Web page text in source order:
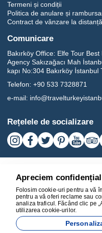
Termeni și condiții
Politica de anulare și
Contract de vânzare la distanță
Comunicare
Bakırköy Office: Elfe Tour
Agency Sakızağacı Mah
kapı No:304 Bakırköy
Telefon: +90 533 7328871
e-mail:
Rețelele de socializare
BEST LEISURE HAPPY
Apreciem
Folosim cookie-uri pentru a vă
pentru a vă oferi reclame sau
analiza traficul. Făcând clic pe
utilizarea cookie-urilor.